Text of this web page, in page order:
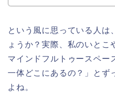
という風に思っている人は
ょうか？実際、私のいとこ
マインドフルトゥースペー
一体どこにあるの？」とず
よね。